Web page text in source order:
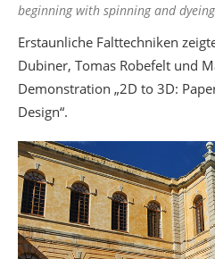
beginning with spinning and
Erstaunliche Falttechniken
Dubiner, Tomas Robefelt und
Demonstration „2D to 3D:
Design“.